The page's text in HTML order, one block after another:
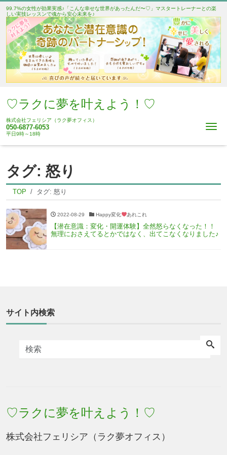
99.7%の女性が効果実感♪「こんな幸せな世界があったんだ〜♡」マスタートレーナーとの楽
しい実技レッスンで魂から安心未来を♪
♡ラクに夢を叶えよう！♡
株式会社フェリシア（ラク夢オフィス）
050-6877-6053
平日9時～18時
タグ: 怒り
TOP タグ: 怒り
2022-08-29 Happy変化 あれこれ
【潜在意識：変化・開運体験】全然怒らなくなった！！
無理におさえてるとかではなく、出てこなくなりました♪
サイト内検索
♡ラクに夢を叶えよう！♡
株式会社フェリシア（ラク夢オフィス）